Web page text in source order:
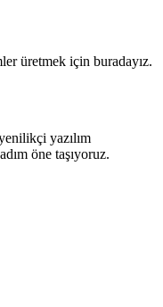
üretmek için buradayız.
yazılım
öne taşıyoruz.